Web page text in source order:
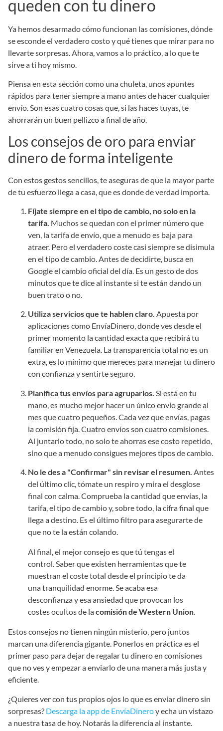
queden con tu dinero
Ya hemos desarmado cómo funcionan las comisiones, dónde
se esconde el verdadero costo y qué tienes que mirar para no
llevarte sorpresas. Ahora, vamos a lo práctico, a lo que te
sirve a ti hoy mismo.
Piensa en esta sección como una chuleta, unos apuntes
rápidos para tener siempre a mano antes de hacer cualquier
envío. Son esas cuatro cosas que, si las haces tuyas, te
ahorrarán un buen pellizco a final de año.
Los consejos de oro para enviar
dinero de forma inteligente
Con estos gestos sencillos, te aseguras de que la mayor parte
de tu esfuerzo llega a casa, que es donde de verdad importa.
Fíjate siempre en el tipo de cambio, no solo en la
tarifa. Muchos se quedan con el primer número que
ven, la tarifa de envío, que a menudo es baja para
atraer. Pero el verdadero coste casi siempre se disimula
en el tipo de cambio. Antes de decidirte, busca en
Google el cambio oficial del día. Es un gesto de dos
minutos que te dice al instante si te están dando un
buen trato o no.
Utiliza servicios que te hablen claro. Apuesta por
aplicaciones como EnvíaDinero, donde ves desde el
primer momento la cantidad exacta que recibirá tu
familiar en Venezuela. La transparencia total no es un
extra, es lo mínimo que mereces para manejar tu dinero
con confianza y sentirte seguro.
Planifica tus envíos para agruparlos. Si está en tu
mano, es mucho mejor hacer un único envío grande al
mes que cuatro pequeños. Cada vez que envías, pagas
la comisión fija. Cuatro envíos son cuatro comisiones.
Al juntarlo todo, no solo te ahorras ese costo repetido,
sino que a menudo consigues mejores tipos de cambio.
No le des a "Confirmar" sin revisar el resumen. Antes
del último clic, tómate un respiro y mira el desglose
final con calma. Comprueba la cantidad que envías, la
tarifa, el tipo de cambio y, sobre todo, la cifra final que
llega a destino. Es el último filtro para asegurarte de
que no te la están colando.
Al final, el mejor consejo es que tú tengas el
control. Saber que existen herramientas que te
muestran el coste total desde el principio te da
una tranquilidad enorme. Se acaba esa
desconfianza y esa ansiedad que provocan los
costes ocultos de lacomisión de Western Union.
Estos consejos no tienen ningún misterio, pero juntos
marcan una diferencia gigante. Ponerlos en práctica es el
primer paso para dejar de regalar tu dinero en comisiones
que no ves y empezar a enviarlo de una manera más justa y
eficiente.
¿Quieres ver con tus propios ojos lo que es enviar dinero sin
sorpresas? Descarga la app de EnvíaDineroy echa un vistazo
a nuestra tasa de hoy. Notarás la diferencia al instante.